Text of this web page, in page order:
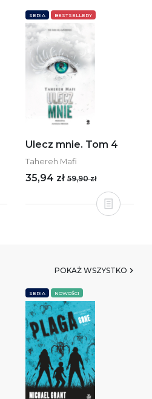
SERIA BESTSELLERY
Ulecz mnie. Tom 4
Tahereh Mafi
35,94 zł 59,90 zł
POKAŻ WSZYSTKO
SERIA NOWOŚCI